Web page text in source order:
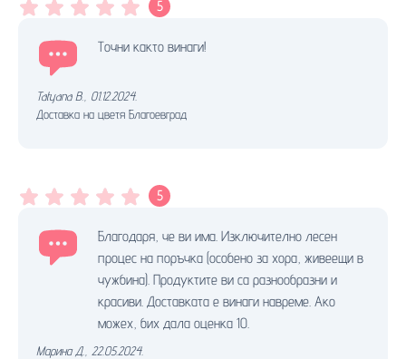
5
Точни както винаги!
Tatyana B.
01.12.2024.
Доставка на цветя Благоевград
5
Благодаря, че ви има. Изключително лесен
процес на поръчка (особено за хора, живеещи в
чужбина). Продуктите ви са разнообразни и
красиви. Доставката е винаги навреме. Ако
можех, бих дала оценка 10.
Марина Д.
22.05.2024.